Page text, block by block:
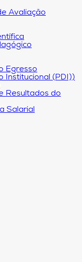
Avaliação
Egresso
Institucional (PDI))
Resultados do
Salarial